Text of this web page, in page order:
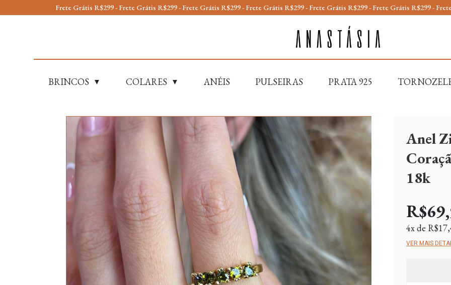
R$299 - Frete Grátis R$299 - Frete Grátis R$299 - Frete Grátis R$299 - Frete Grátis R$299 - Frete Grátis R$299 - Frete Grátis R$299 - Frete
BRINCOS ▼ COLARES ▼ ANÉIS PULSEIRAS PRATA 925
Anel
18k
4x de
VER MAIS